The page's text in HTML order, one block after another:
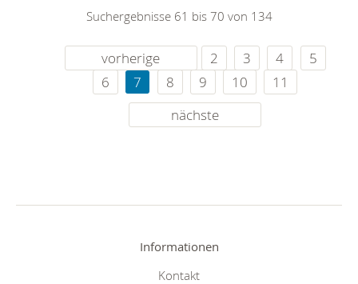
Suchergebnisse 61 bis 70 von 134
vorherige 2 3 4
5
6
7 8 9 10
11
nächste
Informationen
Kontakt